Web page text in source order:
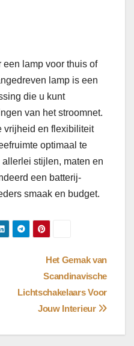
een lamp voor thuis of
lamp is een
die u kunt
van het stroomnet.
vrijheid en flexibiliteit
optimaal te
stijlen, maten en
een batterij-
smaak en budget.
Het Gemak van
Scandinavische
Lichtschakelaars Voor
Jouw Interieur